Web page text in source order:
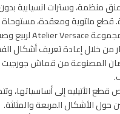
منظمة، وسترات انسيابية
قطع ملتوية ومعقدة،
من خلال إعادة تعريف أشكال
المصنوعة من قماش جورجيت
قطع الأتيليه إلى أساسياتها،
حول الأشكال المربعة والمثلثة.